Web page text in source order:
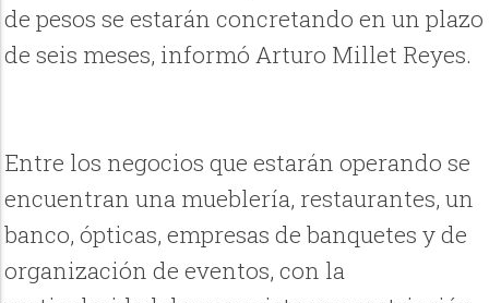
de pesos se estarán concretando en un plazo
de seis meses, informó Arturo Millet Reyes.
Entre los negocios que estarán operando se
encuentran una mueblería, restaurantes, un
banco, ópticas, empresas de banquetes y de
organización de eventos, con la